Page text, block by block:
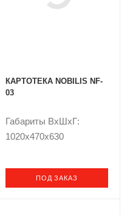
КАРТОТЕКА NOBILIS NF-
03
Габариты ВxШxГ:
1020x470x630
ПОД ЗАКАЗ